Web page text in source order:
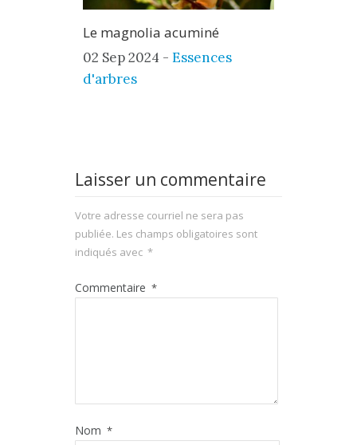
Le magnolia acuminé
02 Sep 2024 - Essences
d'arbres
Laisser un commentaire
Votre adresse courriel ne sera pas
publiée. Les champs obligatoires sont
indiqués avec *
Commentaire *
Nom *